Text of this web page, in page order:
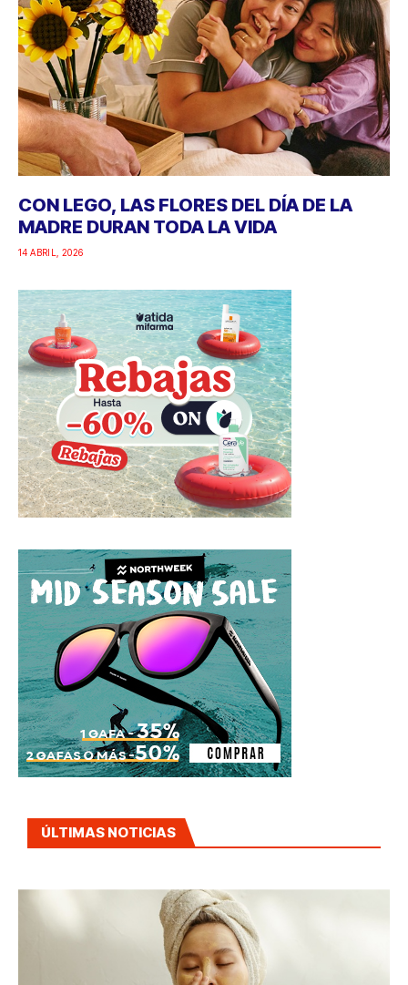
CON LEGO, LAS FLORES DEL DÍA DE LA
MADRE DURAN TODA LA VIDA
14 ABRIL, 2026
ÚLTIMAS NOTICIAS